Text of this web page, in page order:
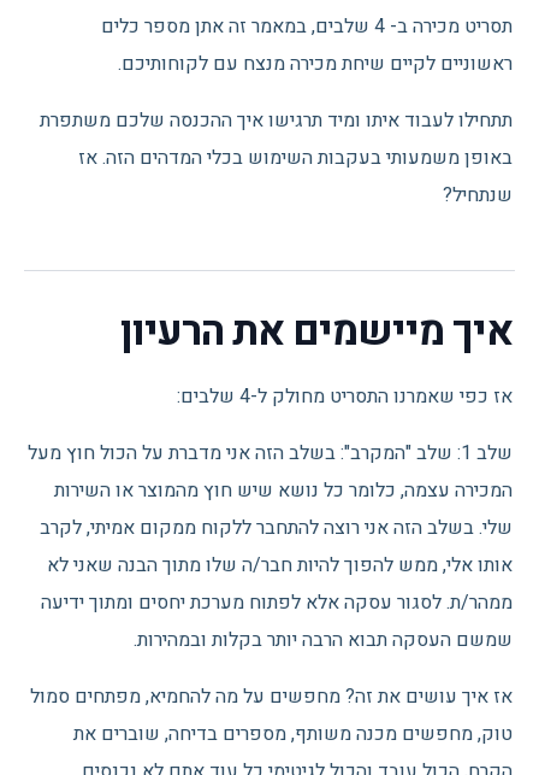
תסריט מכירה ב- 4 שלבים, במאמר זה אתן מספר כלים
ראשוניים לקיים שיחת מכירה מנצח עם לקוחותיכם.
תתחילו לעבוד איתו ומיד תרגישו איך ההכנסה שלכם משתפרת
באופן משמעותי בעקבות השימוש בכלי המדהים הזה. אז
שנתחיל?
איך מיישמים את הרעיון
אז כפי שאמרנו התסריט מחולק ל-4 שלבים:
שלב 1: שלב "המקרב": בשלב הזה אני מדברת על הכול חוץ מעל
המכירה עצמה, כלומר כל נושא שיש חוץ מהמוצר או השירות
שלי. בשלב הזה אני רוצה להתחבר ללקוח ממקום אמיתי, לקרב
אותו אלי, ממש להפוך להיות חבר/ה שלו מתוך הבנה שאני לא
ממהר/ת. לסגור עסקה אלא לפתוח מערכת יחסים ומתוך ידיעה
שמשם העסקה תבוא הרבה יותר בקלות ובמהירות.
אז איך עושים את זה? מחפשים על מה להחמיא, מפתחים סמול
טוק, מחפשים מכנה משותף, מספרים בדיחה, שוברים את